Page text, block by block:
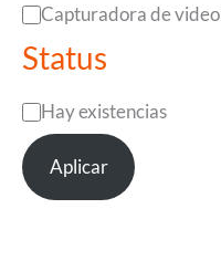
C
a
e
g
Capturadora de video
Status
E
s
t
Hay existencias
Aplicar